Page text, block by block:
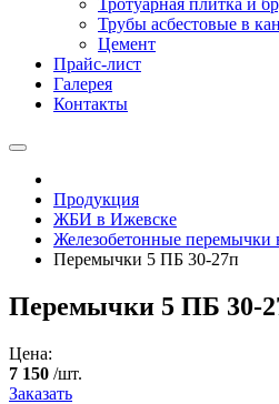
Тротуарная плитка и
Трубы асбестовые в
Цемент
Прайс-лист
Галерея
Контакты
Продукция
ЖБИ в Ижевске
Железобетонные перемычки
Перемычки 5 ПБ 30-27п
Перемычки 5 ПБ 30-
Цена:
7 150 /шт.
Заказать